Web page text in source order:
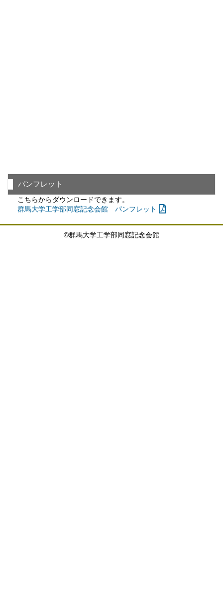
パンフレット
こちらからダウンロードできます。
群馬大学工学部同窓記念会館 パンフレット
©群馬大学工学部同窓記念会館